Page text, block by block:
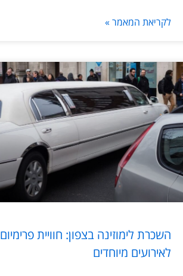
לקריאת המאמר »
השכרת לימוזינה בצפון: חוויית פרימיום
לאירועים מיוחדים